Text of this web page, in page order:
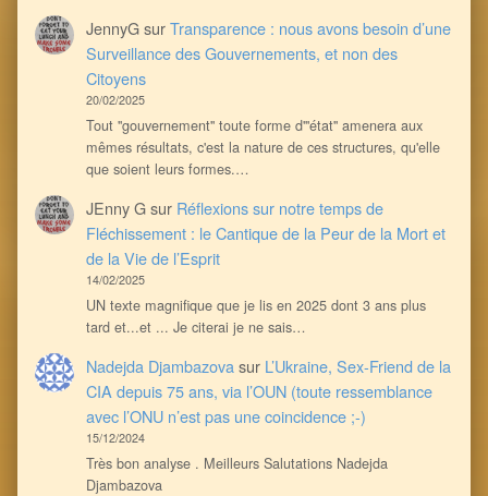
JennyGsurTransparence : nous avons besoin d’une
Surveillance des Gouvernements, et non des
Citoyens
20/02/2025
Tout ''gouvernement'' toute forme d'''état'' amenera aux
mêmes résultats, c'est la nature de ces structures, qu'elle
que soient leurs formes.…
JEnny Gsur Réflexions sur notre temps de
Fléchissement : le Cantique de la Peur de la Mort et
de la Vie de l’Esprit
14/02/2025
UN texte magnifique que je lis en 2025 dont 3 ans plus
tard et...et ... Je citerai je ne sais…
Nadejda Djambazova sur L’Ukraine, Sex-Friend de la
CIA depuis 75 ans, via l’OUN (toute ressemblance
avec l’ONU n’est pas une coincidence ;-)
15/12/2024
Très bon analyse . Meilleurs Salutations Nadejda
Djambazova